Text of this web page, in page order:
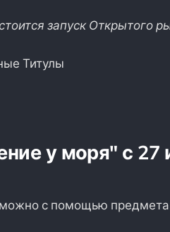
запуск Открытого
Титулы
у моря" с 27
с помощью предмета